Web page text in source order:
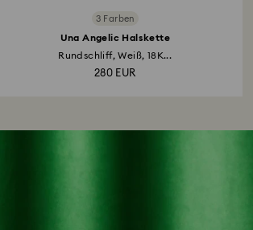
3 Farben
Una Angelic Halskette
Rundschliff, Weiß, 18K...
280 EUR